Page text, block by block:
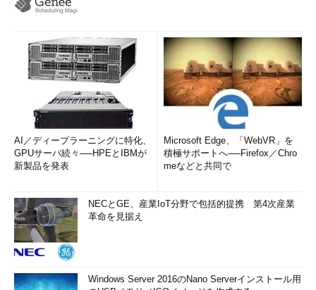
AI／ディープラーニングに特化、
GPUサーバ続々──HPEとIBMが
新製品を発表
Microsoft Edge、「WebVR」を
積極サポートへ──Firefox／Chro
meなどと共同で
NECとGE、産業IoT分野で包括的提携 第4次産業
革命を見据え
Windows Server 2016のNano Serverインストール用